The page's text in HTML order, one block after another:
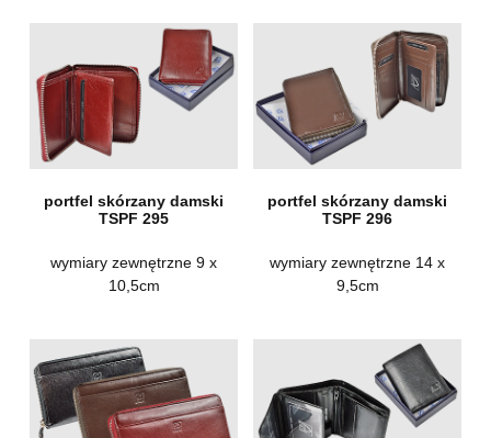
portfel skórzany damski
TSPF 295
wymiary zewnętrzne 9 x
10,5cm
portfel skórzany damski
TSPF 296
wymiary zewnętrzne 14 x
9,5cm